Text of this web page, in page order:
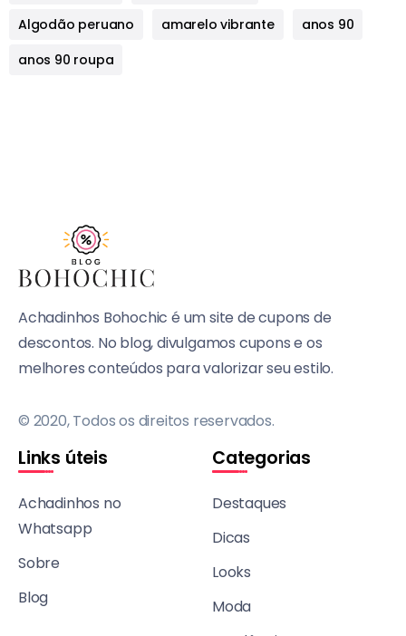
Algodão peruano
amarelo vibrante
anos 90
anos 90 roupa
Achadinhos Bohochic é um site de cupons de
descontos. No blog, divulgamos cupons e os
melhores conteúdos para valorizar seu estilo.
© 2020, Todos os direitos reservados.
Links úteis
Achadinhos no
Whatsapp
Sobre
Blog
Categorias
Destaques
Dicas
Looks
Moda